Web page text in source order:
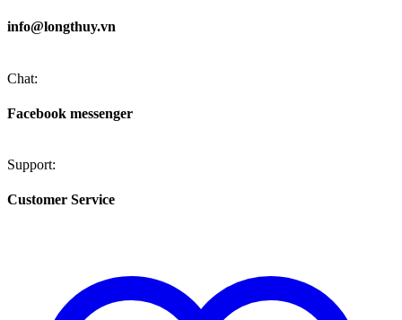
info@longthuy.vn
Chat:
Facebook messenger
Support:
Customer Service